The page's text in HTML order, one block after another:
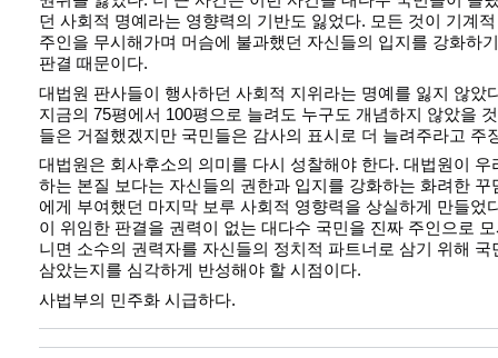
던 사회적 명예라는 영향력의 기반도 잃었다. 모든 것이 기계
주인을 무시해가며 머슴에 불과했던 자신들의 입지를 강화하
판결 때문이다.
대법원 판사들이 행사하던 사회적 지위라는 명예를 잃지 않았
지금의 75평에서 100평으로 늘려도 누구도 개념하지 않았을
들은 거절했겠지만 국민들은 감사의 표시로 더 늘려주라고 주
대법원은 회사후소의 의미를 다시 성찰해야 한다. 대법원이
하는 본질 보다는 자신들의 권한과 입지를 강화하는 화려한
에게 부여했던 마지막 보루 사회적 영향력을 상실하게 만들었
이 위임한 판결을 권력이 없는 대다수 국민을 진짜 주인으로
니면 소수의 권력자를 자신들의 정치적 파트너로 삼기 위해
삼았는지를 심각하게 반성해야 할 시점이다.
사법부의 민주화 시급하다.